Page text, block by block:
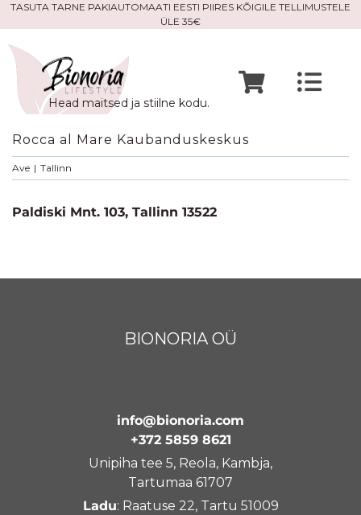
Skip
to
content
TASUTA TARNE PAKIAUTOMAATI EESTI PIIRES KÕIGILE TELLIMUSTELE
ÜLE 35€
Head maitsed ja stiilne kodu.
Mine
Rocca al Mare Kaubanduskeskus
Ave | Tallinn
Paldiski Mnt. 103, Tallinn 13522
BIONORIA OÜ
info@bionoria.com
+372 5859 8621
Unipiha tee 5, Reola, Kambja,
Tartumaa 61707
Ladu: Raatuse 22, Tartu 51009